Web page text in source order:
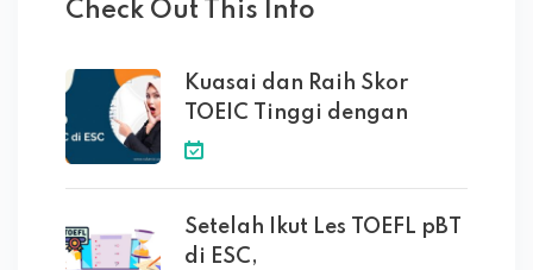
Check Out This Info
Kuasai dan Raih Skor
TOEIC Tinggi dengan
Setelah Ikut Les TOEFL pBT
di ESC,